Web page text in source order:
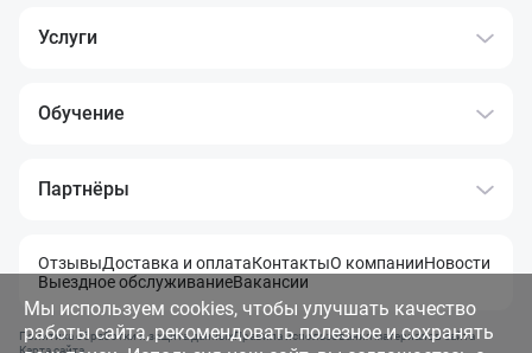
Услуги
Обучение
Партнёры
ОтзывыДоставка и оплатаКонтактыО компанииНовости
Выездное обслуживаниеВакансии
Политика обработки и защита данныхПравила использования материалов сайта
Карта сайта
Мы используем cookies, чтобы улучшать качество
работы сайта, рекомендовать полезное и сохранять